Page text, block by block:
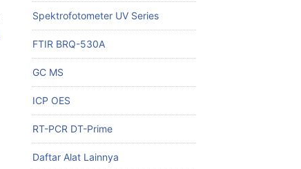
Spektrofotometer UV Series
FTIR BRQ-530A
GC MS
ICP OES
RT-PCR DT-Prime
Daftar Alat Lainnya